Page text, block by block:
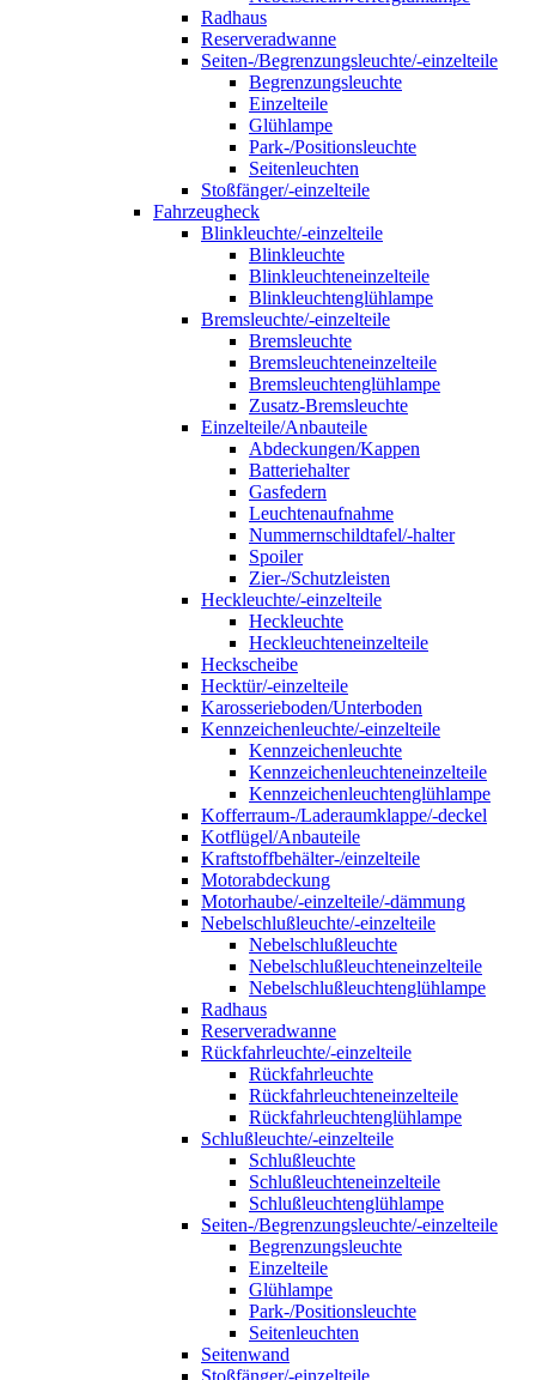
Radhaus
Reserveradwanne
Seiten-/Begrenzungsleuchte/-einzelteile
Begrenzungsleuchte
Einzelteile
Glühlampe
Park-/Positionsleuchte
Seitenleuchten
Stoßfänger/-einzelteile
Fahrzeugheck
Blinkleuchte/-einzelteile
Blinkleuchte
Blinkleuchteneinzelteile
Blinkleuchtenglühlampe
Bremsleuchte/-einzelteile
Bremsleuchte
Bremsleuchteneinzelteile
Bremsleuchtenglühlampe
Zusatz-Bremsleuchte
Einzelteile/Anbauteile
Abdeckungen/Kappen
Batteriehalter
Gasfedern
Leuchtenaufnahme
Nummernschildtafel/-halter
Spoiler
Zier-/Schutzleisten
Heckleuchte/-einzelteile
Heckleuchte
Heckleuchteneinzelteile
Heckscheibe
Hecktür/-einzelteile
Karosserieboden/Unterboden
Kennzeichenleuchte/-einzelteile
Kennzeichenleuchte
Kennzeichenleuchteneinzelteile
Kennzeichenleuchtenglühlampe
Kofferraum-/Laderaumklappe/-deckel
Kotflügel/Anbauteile
Kraftstoffbehälter-/einzelteile
Motorabdeckung
Motorhaube/-einzelteile/-dämmung
Nebelschlußleuchte/-einzelteile
Nebelschlußleuchte
Nebelschlußleuchteneinzelteile
Nebelschlußleuchtenglühlampe
Radhaus
Reserveradwanne
Rückfahrleuchte/-einzelteile
Rückfahrleuchte
Rückfahrleuchteneinzelteile
Rückfahrleuchtenglühlampe
Schlußleuchte/-einzelteile
Schlußleuchte
Schlußleuchteneinzelteile
Schlußleuchtenglühlampe
Seiten-/Begrenzungsleuchte/-einzelteile
Begrenzungsleuchte
Einzelteile
Glühlampe
Park-/Positionsleuchte
Seitenleuchten
Seitenwand
Stoßfänger/-einzelteile